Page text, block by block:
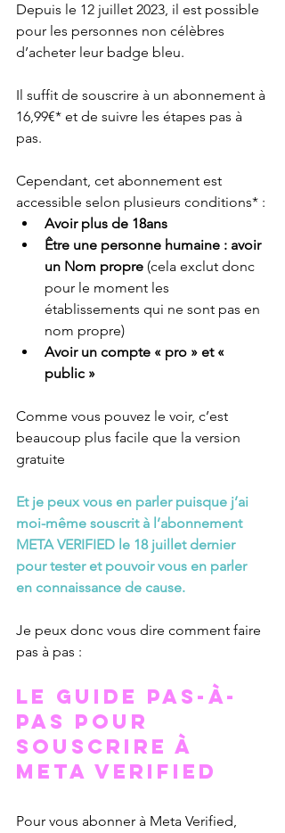
Depuis le 12 juillet 2023, il est possible
pour les personnes non célèbres
d’acheter leur badge bleu.
Il suffit de souscrire à un abonnement à
16,99€* et de suivre les étapes pas à
pas.
Cependant, cet abonnement est
accessible selon plusieurs conditions* :
Avoir plus de 18ans
Être une personne humaine : avoir
un Nom propre (cela exclut donc
pour le moment les
établissements qui ne sont pas en
nom propre)
Avoir un compte « pro » et «
public »
Comme vous pouvez le voir, c’est
beaucoup plus facile que la version
gratuite
Et je peux vous en parler puisque j’ai
moi-même souscrit à l’abonnement
META VERIFIED le 18 juillet dernier
pour tester et pouvoir vous en parler
en connaissance de cause.
Je peux donc vous dire comment faire
pas à pas :
le guide pas-à-
pas pour
souscrire à
Meta Verified
Pour vous abonner à Meta Verified,